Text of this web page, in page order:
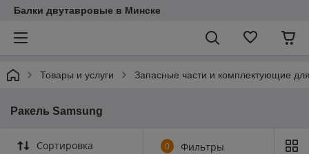
Балки двутавровые в Минске
Товары и услуги Запасные части и комплектующие
Ракель Samsung
Сортировка 0 Фильтры